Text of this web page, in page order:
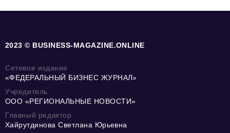
2023 © BUSINESS-MAGAZINE.ONLINE
Сетевое издание
«ФЕДЕРАЛЬНЫЙ БИЗНЕС ЖУРНАЛ»
Учредитель
ООО «РЕГИОНАЛЬНЫЕ НОВОСТИ»
Главный редактор
Хайрутдинова Светлана Юрьевна